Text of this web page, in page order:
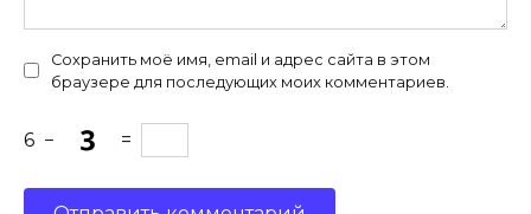
Сохранить моё имя, email и адрес сайта в этом
браузере для последующих моих комментариев.
6 − =